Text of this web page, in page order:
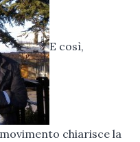
E così,
chiarisce la